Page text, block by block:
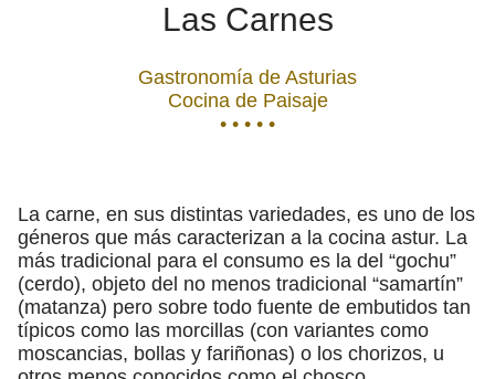
Las Carnes
Gastronomía de Asturias
Cocina de Paisaje
• • • • •
La carne, en sus distintas variedades, es uno de los
géneros que más caracterizan a la cocina astur. La
más tradicional para el consumo es la del “gochu”
(cerdo), objeto del no menos tradicional “samartín”
(matanza) pero sobre todo fuente de embutidos tan
típicos como las morcillas (con variantes como
moscancias, bollas y fariñonas) o los chorizos, u